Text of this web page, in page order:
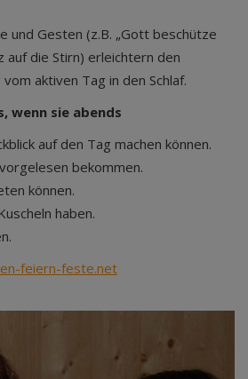
und Gesten (z.B. „Gott beschütze
auf die Stirn) erleichtern den
aktiven Tag in den Schlaf.
wenn sie abends
auf den Tag machen können.
bekommen.
können.
haben.
feiern-feste.net